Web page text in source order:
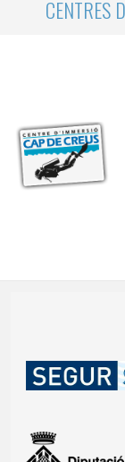
CENTRES